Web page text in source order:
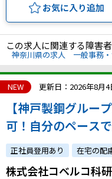
お気に入り追加
この求人に関連する障害
神奈川県の求人 一般事務
NEW 更新日：2026年8月4
【神戸製鋼グルー
可！自分のペース
環境です◎
正社員登用あり 在宅の配
株式会社コベルコ科研